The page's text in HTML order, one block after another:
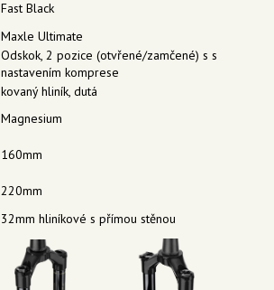
Fast Black
Maxle Ultimate
Odskok, 2 pozice (otvřené/zamčené) s s
nastavením komprese
kovaný hliník, dutá
Magnesium
160mm
220mm
32mm hliníkové s přímou stěnou